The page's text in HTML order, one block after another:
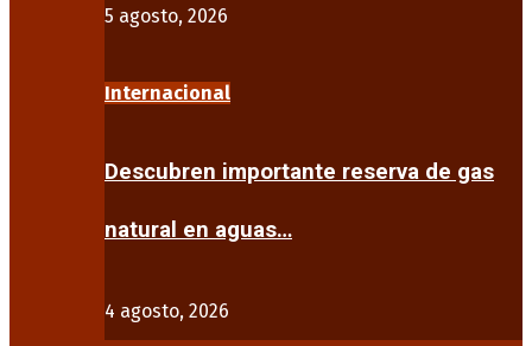
5 agosto, 2026
Internacional
Descubren importante reserva de gas
natural en aguas…
4 agosto, 2026